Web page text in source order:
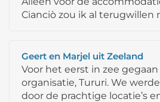
Cianciò zou ik al terugwillen
Geert en Marjel uit Zeeland
Voor het eerst in zee
organisatie, Tururi. We
door de prachtige locatie’s